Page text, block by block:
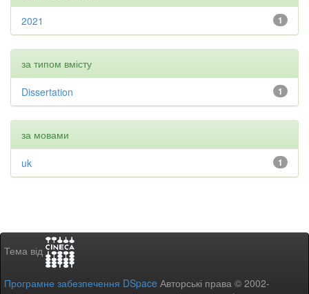
1
2021
за типом вмісту
1
Dissertation
за мовами
1
uk
Тема від
Програмне забезпечення DSpace Авторські права © 2002-